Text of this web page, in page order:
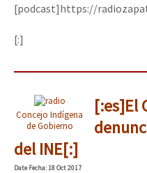
[podcast]https://
[:]
Concejo Indígena
de Gobierno
[:es]El
del INE[:]
DateFecha: 18 Oct 2017